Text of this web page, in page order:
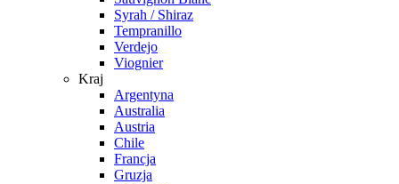
Syrah / Shiraz
Tempranillo
Verdejo
Viognier
Kraj
Argentyna
Australia
Austria
Chile
Francja
Gruzja